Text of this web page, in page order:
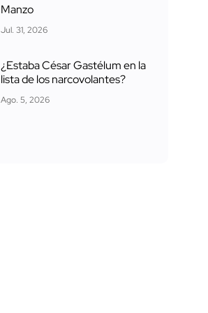
Manzo
Jul. 31, 2026
¿Estaba César Gastélum en la
lista de los narcovolantes?
Ago. 5, 2026